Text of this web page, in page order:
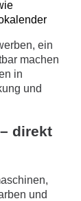
ein
machen
in
und
direkt
und